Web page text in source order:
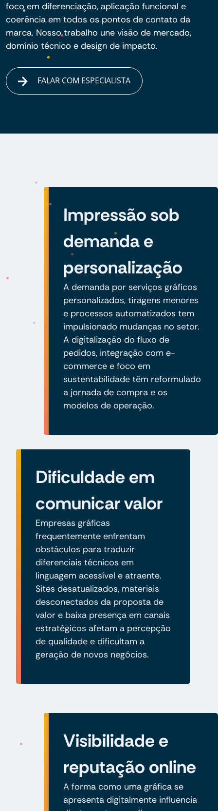
foco em diferenciação, aplicação funcional e
coerência em todos os pontos de contato da
marca. Nosso trabalho une visão de mercado,
domínio técnico e design de impacto.
FALAR COM ESPECIALISTA
Impressão sob
demanda e
personalização
A demanda por serviços gráficos
personalizados, tiragens menores
e processos automatizados tem
impulsionado mudanças no setor.
A digitalização do fluxo de
pedidos, integração com e-
commerce e foco em
sustentabilidade têm reformulado
a jornada de compra e os
modelos de operação.
Dificuldade em
comunicar valor
Empresas gráficas
frequentemente enfrentam
obstáculos para traduzir
diferenciais técnicos em
linguagem acessível e atraente.
Sites desatualizados, materiais
desconectados da proposta de
valor e baixa presença em canais
estratégicos afetam a percepção
de qualidade e dificultam a
geração de novos negócios.
Visibilidade e
reputação online
A forma como uma gráfica se
apresenta digitalmente influencia